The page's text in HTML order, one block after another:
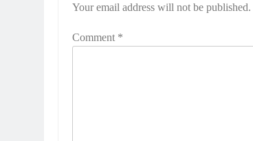
Your email address will not be published.
Comment *